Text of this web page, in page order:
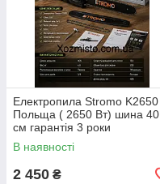
Електропила Stromo K2650
Польща ( 2650 Вт) шина 40
см гарантія 3 роки
В наявності
2 450 ₴